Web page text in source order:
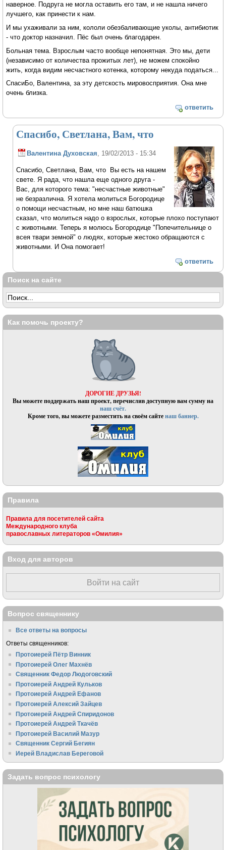
наверное. Подруга не могла оставить его там, и не нашла ничего
лучшего, как принести к нам.
И мы ухаживали за ним, кололи обезбаливающие уколы, антибиотик
- что доктор назначил. Пёс был очень благодарен.
Больная тема. Взрослым часто вообще непонятная. Это мы, дети
(независимо от количества прожитых лет), не можем спокойно
жить, когда видим несчастного котенка, которому некуда податься...
СпасиБо, Валентина, за эту детскость мировосприятия. Она мне
очень близка.
ответить
Спасибо, Светлана, Вам, что
Валентина Духовская, 19/02/2013 - 15:34
Спасибо, Светлана, Вам, что Вы есть на нашем
свете. Я рада, что нашла еще одного друга -
Вас, для которого тема: "несчастные животные"
не безразлична. Я хотела молиться Богородице
о помощи несчастным, но мне наш батюшка
сказал, что молиться надо о взрослых, которые плохо поступают
с животными. Теперь я молюсь Богородице "Попечительнице о
всея твари земной" о людях, которые жестоко обращаются с
животными. И Она помогает!
ответить
Поиск на сайте
Как помочь проекту?
ДОРОГИЕ ДРУЗЬЯ!
Вы можете поддержать наш проект, перечислив доступную вам сумму на
наш счёт.
Кроме того, вы можете разместить на своём сайтенаш баннер.
Правила
Правила для посетителей сайта
Международного клуба
православных литераторов «Омилия»
Вход для авторов
Войти на сайт
Вопрос священнику
Все ответы на вопросы
Ответы священников:
Протоиерей Пётр Винник
Протоиерей Олег Махнёв
Священник Федор Людоговский
Протоиерей Андрей Кульков
Протоиерей Андрей Ефанов
Протоиерей Алексий Зайцев
Протоиерей Андрей Спиридонов
Протоиерей Андрей Ткачёв
Протоиерей Василий Мазур
Священник Сергий Бегиян
Иерей Владислав Береговой
Задать вопрос психологу